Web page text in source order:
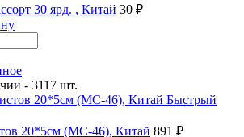
30 ярд. , Китай 30 ₽
- 3117 шт.
Быстрый
20*5см (МС-46), Китай 891 ₽